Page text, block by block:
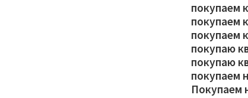
покупаем
покупаем
покупаем
покупаю
покупаю
покупаем
Покупаем